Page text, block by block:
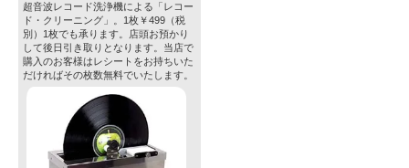
超音波レコード洗浄機による「レコー
ド・クリーニング」。1枚￥499（税
別）1枚でも承ります。店頭お預かり
して後日引き取りとなります。当店で
購入のお客様はレシートをお持ちいた
だければその枚数無料でいたします。